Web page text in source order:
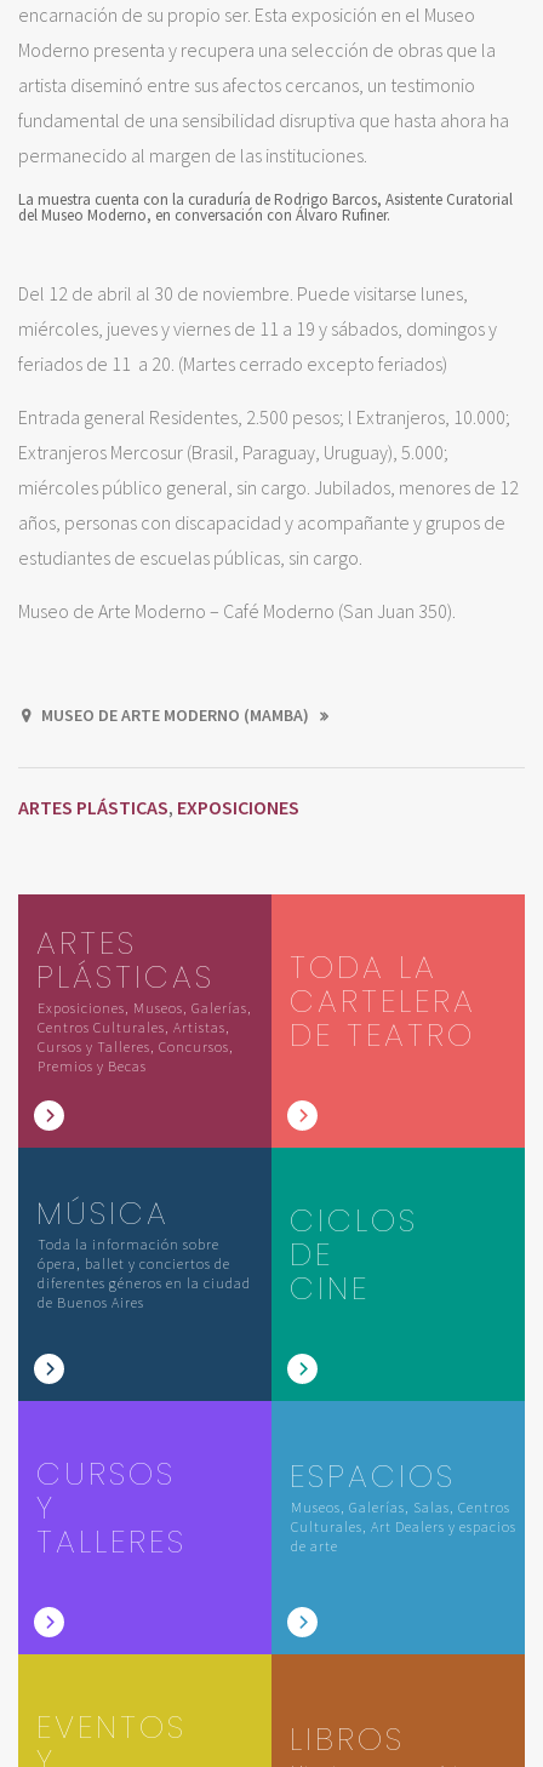
encarnación de su propio ser. Esta exposición en el Museo
Moderno presenta y recupera una selección de obras que la
artista diseminó entre sus afectos cercanos, un testimonio
fundamental de una sensibilidad disruptiva que hasta ahora ha
permanecido al margen de las instituciones.
La muestra cuenta con la curaduría de Rodrigo Barcos, Asistente Curatorial
del Museo Moderno, en conversación con Álvaro Rufiner.
Del 12 de abril al 30 de noviembre. Puede visitarse lunes,
miércoles, jueves y viernes de 11 a 19 y sábados, domingos y
feriados de 11 a 20. (Martes cerrado excepto feriados)
Entrada general Residentes, 2.500 pesos; l Extranjeros, 10.000;
Extranjeros Mercosur (Brasil, Paraguay, Uruguay), 5.000;
miércoles público general, sin cargo. Jubilados, menores de 12
años, personas con discapacidad y acompañante y grupos de
estudiantes de escuelas públicas, sin cargo.
Museo de Arte Moderno – Café Moderno (San Juan 350).
MUSEO DE ARTE MODERNO (MAMBA)
ARTES PLÁSTICAS, EXPOSICIONES
ARTES
PLÁSTICAS
Exposiciones, Museos, Galerías,
Centros Culturales, Artistas,
Cursos y Talleres, Concursos,
Premios y Becas
TODA LA
CARTELERA
DE TEATRO
MÚSICA
Toda la información sobre
ópera, ballet y conciertos de
diferentes géneros en la ciudad
de Buenos Aires
CICLOS
DE
CINE
CURSOS
Y
TALLERES
ESPACIOS
Museos, Galerías, Salas, Centros
Culturales, Art Dealers y espacios
de arte
EVENTOS LIBROS